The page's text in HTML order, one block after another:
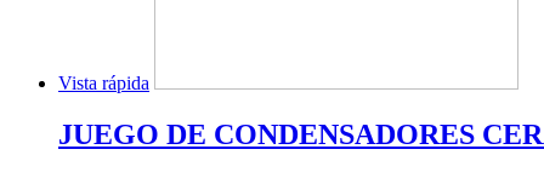
Vista rápida
JUEGO DE CONDENSADORES